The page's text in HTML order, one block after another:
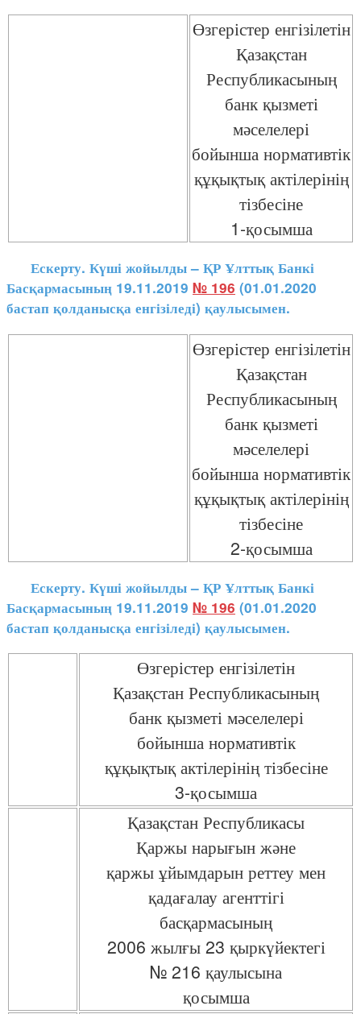
Өзгерістер енгізілетін
Қазақстан
Республикасының
банк қызметі
мәселелері
бойынша нормативтік
құқықтық актілерінің
тізбесіне
1-қосымша
Ескерту. Күші жойылды – ҚР Ұлттық Банкі
Басқармасының 19.11.2019 № 196 (01.01.2020
бастап қолданысқа енгізіледі) қаулысымен.
Өзгерістер енгізілетін
Қазақстан
Республикасының
банк қызметі
мәселелері
бойынша нормативтік
құқықтық актілерінің
тізбесіне
2-қосымша
Ескерту. Күші жойылды – ҚР Ұлттық Банкі
Басқармасының 19.11.2019 № 196 (01.01.2020
бастап қолданысқа енгізіледі) қаулысымен.
Өзгерістер енгізілетін
Қазақстан Республикасының
банк қызметі мәселелері
бойынша нормативтік
құқықтық актілерінің тізбесіне
3-қосымша
Қазақстан Республикасы
Қаржы нарығын және
қаржы ұйымдарын реттеу мен
қадағалау агенттігі
басқармасының
2006 жылғы 23 қыркүйектегі
№ 216 қаулысына
қосымша